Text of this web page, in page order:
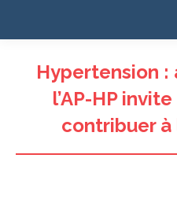
Hypertension :
l’AP-HP
contribuer